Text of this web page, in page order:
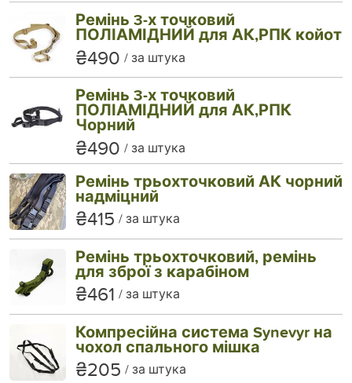
Ремінь 3-х точковий
ПОЛІАМІДНИЙ для АК,РПК койот
₴490 за штука
Ремінь 3-х точковий
ПОЛІАМІДНИЙ для АК,РПК
Чорний
₴490 за штука
Ремінь трьохточковий АК чорний
надміцний
₴415 за штука
Ремінь трьохточковий, ремінь
для зброї з карабіном
₴461 за штука
Компресійна система Synevyr на
чохол спального мішка
₴205 за штука